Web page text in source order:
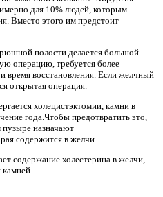
для 10% людей, которым
Вместо этого им предстоит
полости делается большой
операцию, требуется более
время восстановления. Если желчный
открытая операция.
холецистэктомии, камни в
года.Чтобы предотвратить это,
назначают
содержится в желчи.
содержание холестерина в желчи,
камней.